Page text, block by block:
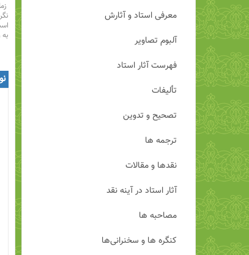
معرفی استاد و آثارش
آلبوم تصاویر
فهرست آثار استاد
تألیفات
تصحیح و تدوین
ترجمه ها
نقدها و مقالات
آثار استاد در آینه نقد
مصاحبه ها
کنگره ها و سخنرانی‌ها